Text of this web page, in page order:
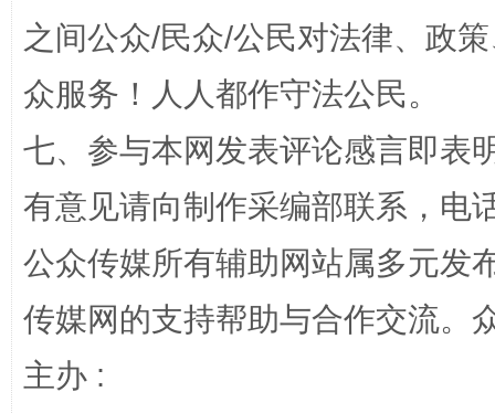
“蜀中异人”王建安的艺术幻境
完善运行机制助力责任有效落实
之间公众/民众/公民对法律、政
众服务！人人都作守法公民。
七、参与本网发表评论感言即表
有意见请向制作采编部联系，电
公众传媒所有辅助网站属多元发
传媒网的支持帮助与合作交流。
主办 :